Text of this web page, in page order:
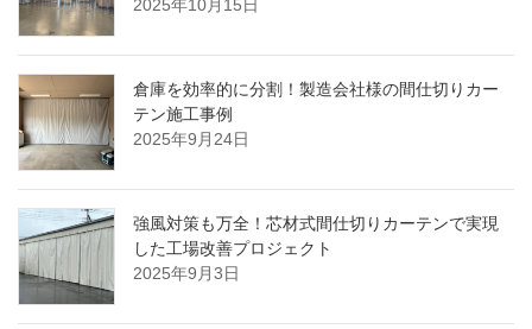
2025年10月15日
倉庫を効率的に分割！製造会社様の間仕切りカー
テン施工事例
2025年9月24日
強風対策も万全！芯材式間仕切りカーテンで実現
した工場改善プロジェクト
2025年9月3日